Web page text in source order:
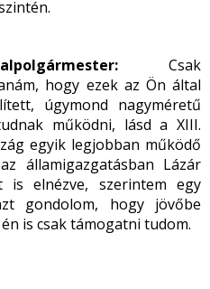
Csak
hogy ezek az Ön által
úgymond nagyméretű
működni, lásd a XIII.
egyik legjobban működő
államigazgatásban Lázár
is elnézve, szerintem egy
gondolom, hogy jövőbe
is csak támogatni tudom.